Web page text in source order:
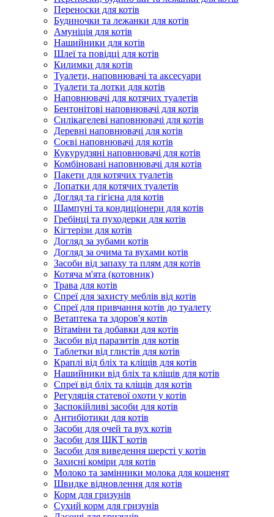
Переноски для котів
Будиночки та лежанки для котів
Амуніція для котів
Нашийники для котів
Шлеї та повідці для котів
Килимки для котів
Туалети, наповнювачі та аксесуари
Туалети та лотки для котів
Наповнювачі для котячих туалетів
Бентонітові наповнювачі для котів
Силікагелеві наповнювачі для котів
Деревні наповнювачі для котів
Соєві наповнювачі для котів
Кукурудзяні наповнювачі для котів
Комбіновані наповнювачі для котів
Пакети для котячих туалетів
Лопатки для котячих туалетів
Догляд та гігієна для котів
Шампуні та кондиціонери для котів
Гребінці та пуходерки для котів
Кігтерізи для котів
Догляд за зубами котів
Догляд за очима та вухами котів
Засоби від запаху та плям для котів
Котяча м'ята (котовник)
Трава для котів
Спреї для захисту меблів від котів
Спреї для привчання котів до туалету
Ветаптека та здоров'я котів
Вітаміни та добавки для котів
Засоби від паразитів для котів
Таблетки від глистів для котів
Краплі від бліх та кліщів для котів
Нашийники від бліх та кліщів для котів
Спреї від бліх та кліщів для котів
Регуляція статевої охоти у котів
Заспокійливі засоби для котів
Антибіотики для котів
Засоби для очей та вух котів
Засоби для ШКТ котів
Засоби для виведення шерсті у котів
Захисні коміри для котів
Молоко та замінники молока для кошенят
Швидке відновлення для котів
Корм для гризунів
Сухий корм для гризунів